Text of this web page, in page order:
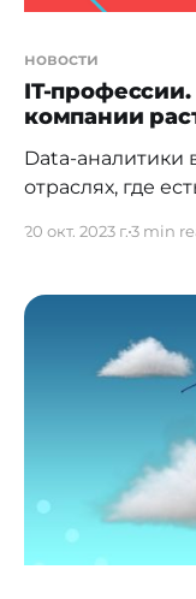
новости
IT-
компании
Data-аналитики
отраслях, где
статистике и
таким
потребности
Acumen
объём
20 окт. 2023 г.3 min